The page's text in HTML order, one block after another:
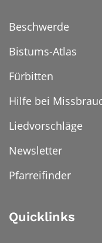
Beschwerde
Bistums-Atlas
Fürbitten
Hilfe bei
Liedvorschläge
Newsletter
Pfarreifinder
Quicklinks